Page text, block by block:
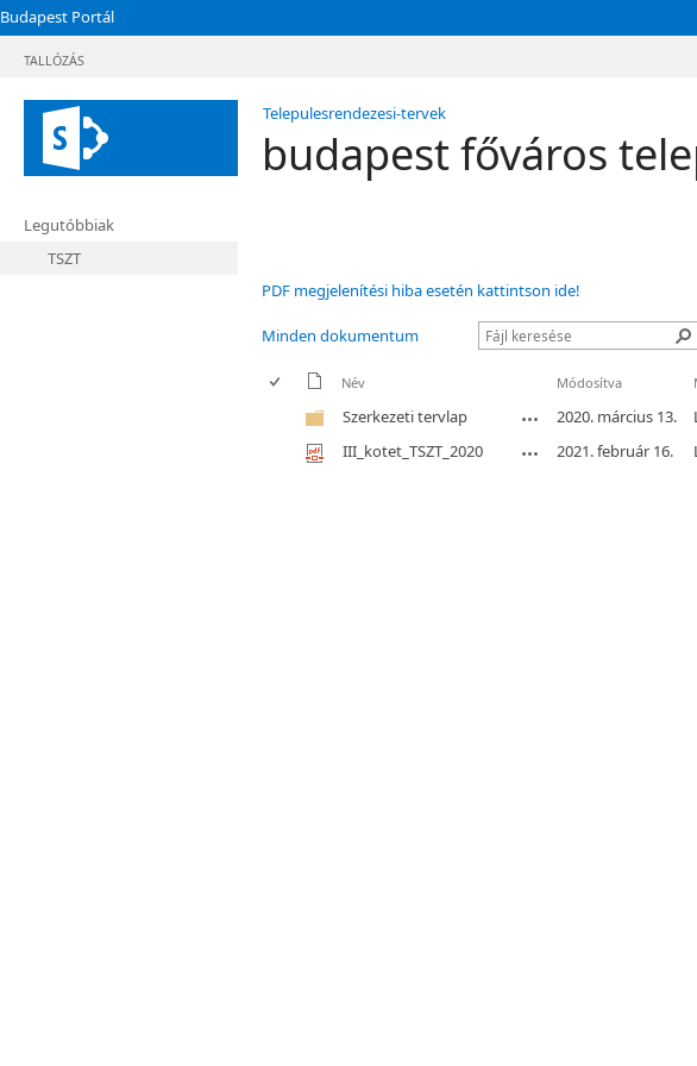
Budapest Portál
TALLÓZÁS
Telepulesrendezesi-tervek
budapest főváros
Legutóbbiak
TSZT
PDF megjelenítési hiba esetén kattintson ide!
Minden dokumentum
Név Módosítva
Szerkezeti tervlap 2020. március 13.
III_kotet_TSZT_2020
2021. február 16.